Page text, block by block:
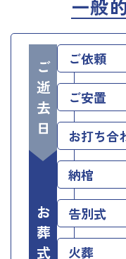
一般
ご逝去日 ご依頼
ご安置
お打ち合
納棺
告別式
火葬